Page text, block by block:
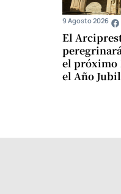
El
el próximo
el Año
9 Agosto 2026